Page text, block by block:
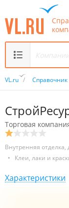
VL.ru / Справочник
Торговая
Внутренняя отделка,
•
Клеи, лаки и
Характеристики